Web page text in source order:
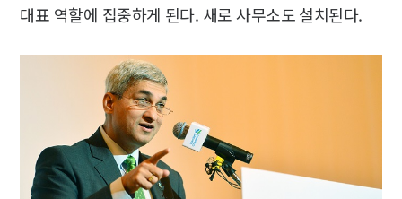
대표 역할에 집중하게 된다. 새로 사무소도 설치된다.